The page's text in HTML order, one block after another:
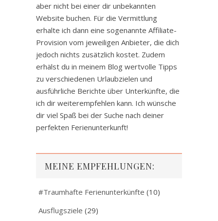
aber nicht bei einer dir unbekannten
Website buchen. Für die Vermittlung
erhalte ich dann eine sogenannte Affiliate-
Provision vom jeweiligen Anbieter, die dich
jedoch nichts zusätzlich kostet. Zudem
erhälst du in meinem Blog wertvolle Tipps
zu verschiedenen Urlaubzielen und
ausführliche Berichte über Unterkünfte, die
ich dir weiterempfehlen kann. Ich wünsche
dir viel Spaß bei der Suche nach deiner
perfekten Ferienunterkunft!
MEINE EMPFEHLUNGEN:
#Traumhafte Ferienunterkünfte (10)
Ausflugsziele (29)